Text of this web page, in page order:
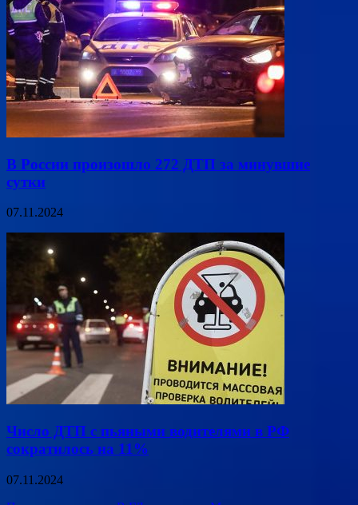
В России произошло 272 ДТП за минувшие
сутки
07.11.2024
Число ДТП с пьяными водителями в РФ
сократилось на 11%
07.11.2024